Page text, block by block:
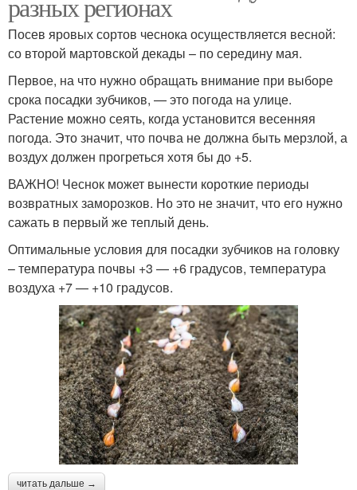
Посев яровых сортов чеснока осуществляется весной:
со второй мартовской декады – по середину мая.
Первое, на что нужно обращать внимание при выборе
срока посадки зубчиков, — это погода на улице.
Растение можно сеять, когда установится весенняя
погода. Это значит, что почва не должна быть мерзлой, а
воздух должен прогреться хотя бы до +5.
ВАЖНО! Чеснок может вынести короткие периоды
возвратных заморозков. Но это не значит, что его нужно
сажать в первый же теплый день.
Оптимальные условия для посадки зубчиков на головку
– температура почвы +3 — +6 градусов, температура
воздуха +7 — +10 градусов.
читать дальше →